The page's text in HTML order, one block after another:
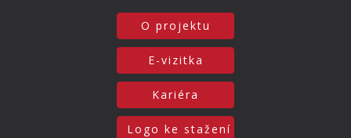
O projektu
E-vizitka
Kariéra
Logo ke stažení